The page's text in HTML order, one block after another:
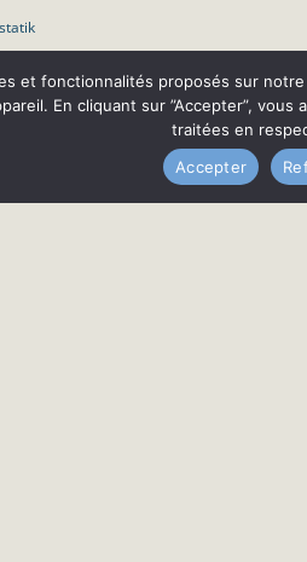
et fonctionnalités proposés sur
En cliquant sur ”Accepter”,
traitées en
Accepter